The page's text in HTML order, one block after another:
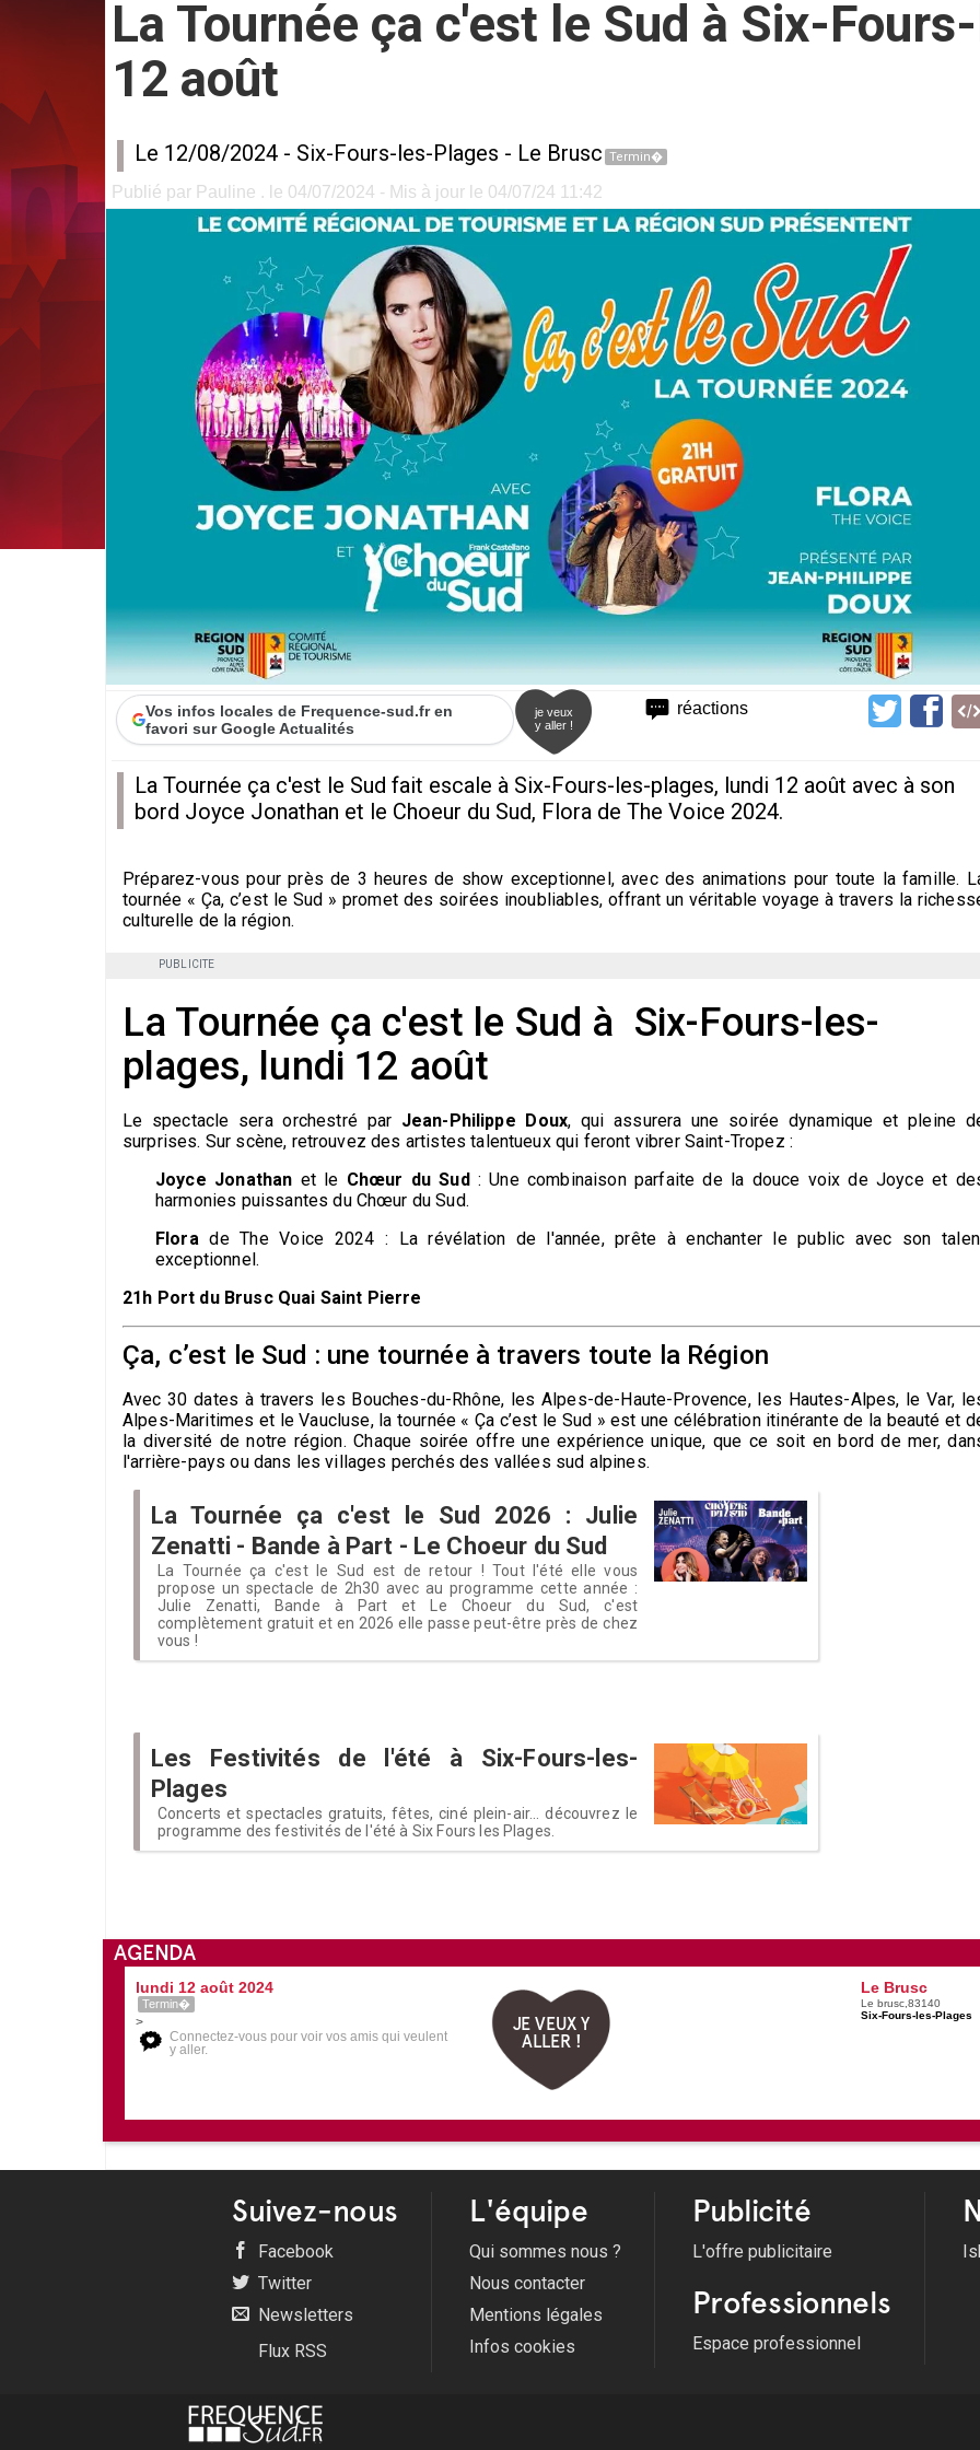
La Tournée ça c'est le Sud à Six-
12 août
Le 12/08/2024 - Six-Fours-les-Plages - Le Brusc Termin�
Publié par Pauline . le 04/07/2024 - Mis à jour le 04/07/24 11:42
réactions
Vos infos locales de Frequence-sud.fr en
favori sur Google Actualités
je veux
y aller !
La Tournée ça c'est le Sud fait escale à Six-Fours-les-plages, lundi 12 août avec à son
bord Joyce Jonathan et le Choeur du Sud, Flora de The Voice 2024.
Préparez-vous pour près de 3 heures de show exceptionnel, avec des animations pour toute la famille.
tournée « Ça, c’est le Sud » promet des soirées inoubliables, offrant un véritable voyage à travers la
culturelle de la région.
PUBLICITE
La Tournée ça c'est le Sud à Six-Fours-les-
plages, lundi 12 août
Le spectacle sera orchestré par Jean-Philippe Doux, qui assurera une soirée dynamique et pleine
surprises. Sur scène, retrouvez des artistes talentueux qui feront vibrer Saint-Tropez :
Joyce Jonathan et le Chœur du Sud: Une combinaison parfaite de la douce voix de Joyce et
harmonies puissantes du Chœur du Sud.
Florade The Voice 2024 : La révélation de l'année, prête à enchanter le public avec son
exceptionnel.
21h Port du Brusc Quai Saint Pierre
Ça, c’est le Sud : une tournée à travers toute la Région
Avec 30 dates à travers les Bouches-du-Rhône, les Alpes-de-Haute-Provence, les Hautes-Alpes, le Var,
Alpes-Maritimes et le Vaucluse, la tournée « Ça c’est le Sud » est une célébration itinérante de la beauté et
la diversité de notre région. Chaque soirée offre une expérience unique, que ce soit en bord de mer,
l'arrière-pays ou dans les villages perchés des vallées sud alpines.
La Tournée ça c'est le Sud 2026 : Julie
Zenatti - Bande à Part - Le Choeur du Sud
La Tournée ça c'est le Sud est de retour ! Tout l'été elle vous
propose un spectacle de 2h30 avec au programme cette année :
Julie Zenatti, Bande à Part et Le Choeur du Sud, c'est
complètement gratuit et en 2026 elle passe peut-être près de chez
vous !
Les Festivités de l'été à Six-Fours-les-
Plages
Concerts et spectacles gratuits, fêtes, ciné plein-air... découvrez le
programme des festivités de l'été à Six Fours les Plages.
AGENDA
lundi 12 août 2024
Termin�
>
Connectez-vous pour voir vos amis qui veulent
y aller.
JE VEUX Y
ALLER !
Le Brusc
Le brusc,83140
Six-Fours-les-Plages
Suivez-nous
Facebook
Twitter
Newsletters
Flux RSS
L'équipe
Qui sommes nous ?
Nous contacter
Mentions légales
Infos cookies
Publicité
L'offre publicitaire
Professionnels
Espace professionnel